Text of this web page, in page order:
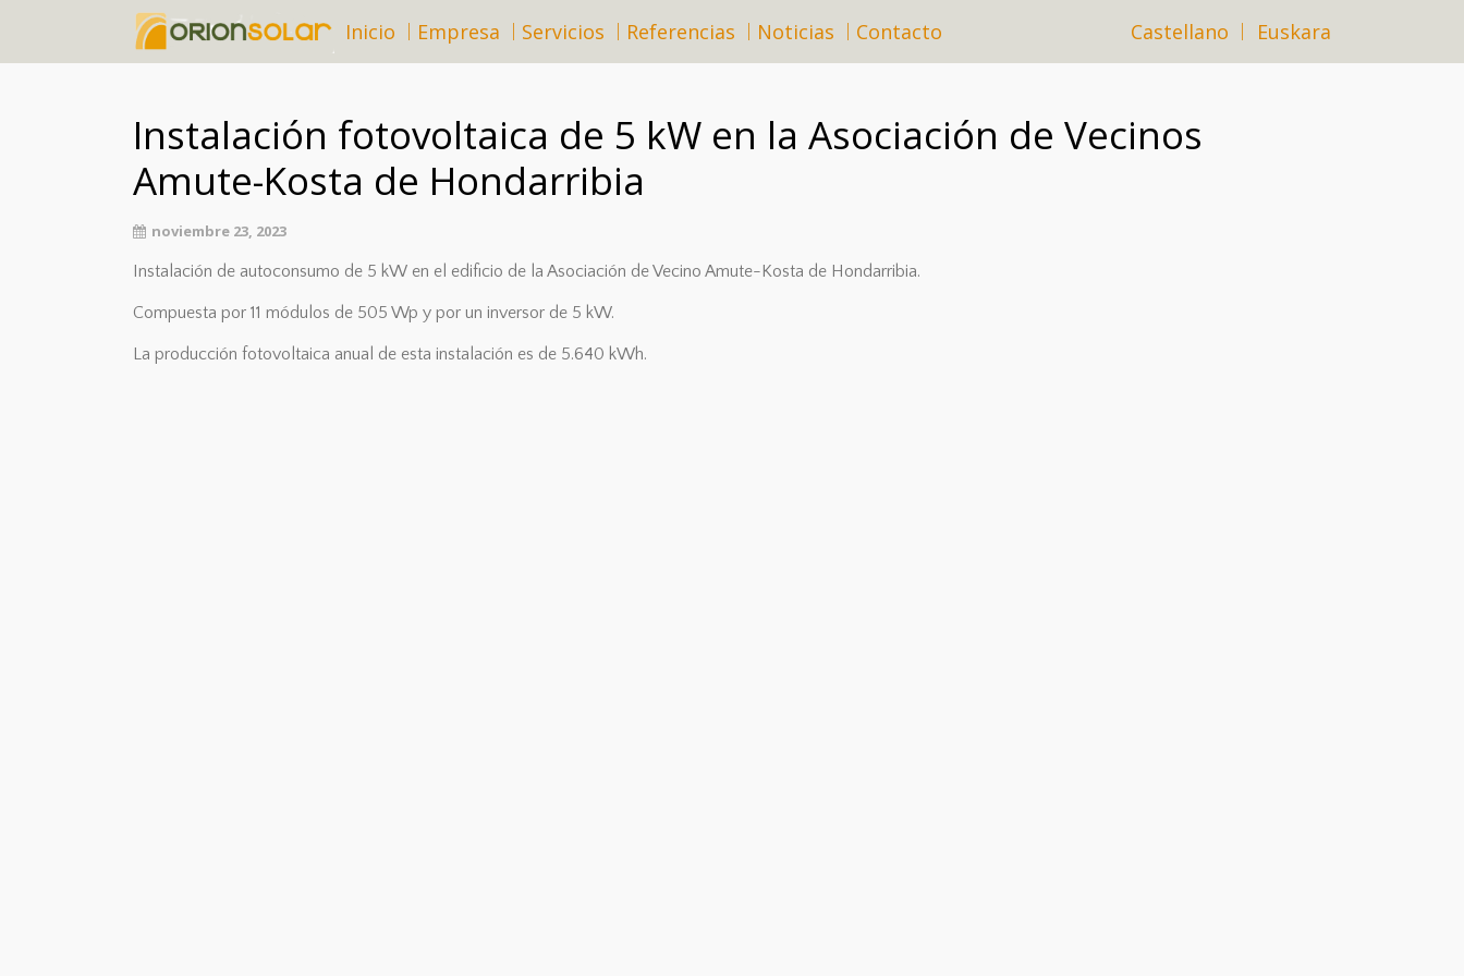
Inicio Empresa Servicios Referencias Noticias Contacto Castellano Euskara
Instalación fotovoltaica de 5 kW en la Asociación de Vecinos
Amute-Kosta de Hondarribia
noviembre 23, 2023
Instalación de autoconsumo de 5 kW en el edificio de la Asociación de Vecino Amute-Kosta de Hondarribia.
Compuesta por 11 módulos de 505 Wp y por un inversor de 5 kW.
La producción fotovoltaica anual de esta instalación es de 5.640 kWh.